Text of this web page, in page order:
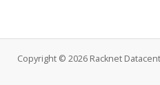
Copyright © 2026 Racknet